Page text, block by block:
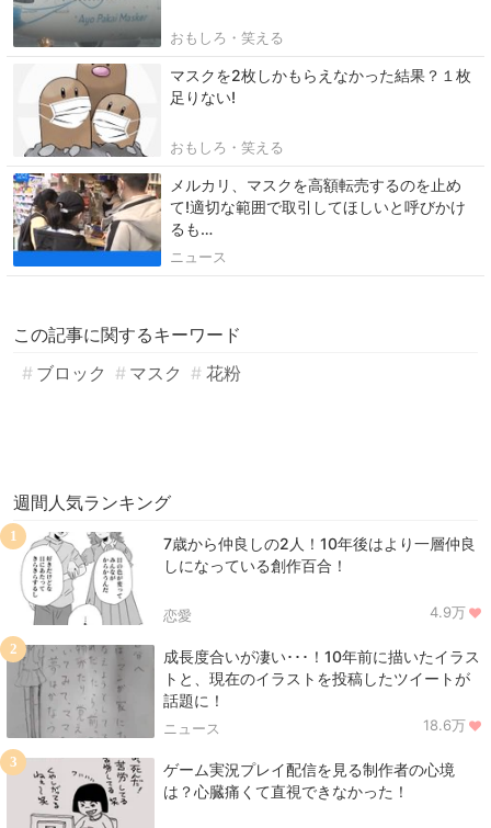
おもしろ・笑える
マスクを2枚しかもらえなかった結果？１枚
足りない!
おもしろ・笑える
メルカリ、マスクを高額転売するのを止め
て!適切な範囲で取引してほしいと呼びかけ
るも…
ニュース
この記事に関するキーワード
ブロック
マスク 花粉
週間人気ランキング
7歳から仲良しの2人！10年後はより一層仲良
しになっている創作百合！
恋愛 4.9万
1
成長度合いが凄い･･･！10年前に描いたイラス
トと、現在のイラストを投稿したツイートが
話題に！
ニュース 18.6万
2
ゲーム実況プレイ配信を見る制作者の心境
は？心臓痛くて直視できなかった！
3